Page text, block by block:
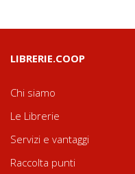
LIBRERIE.COOP
Chi siamo
Le Librerie
Servizi e vantaggi
Raccolta punti